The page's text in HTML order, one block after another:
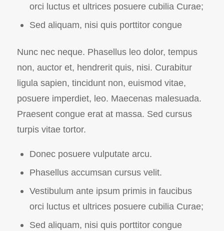
orci luctus et ultrices posuere cubilia Curae;
Sed aliquam, nisi quis porttitor congue
Nunc nec neque. Phasellus leo dolor, tempus
non, auctor et, hendrerit quis, nisi. Curabitur
ligula sapien, tincidunt non, euismod vitae,
posuere imperdiet, leo. Maecenas malesuada.
Praesent congue erat at massa. Sed cursus
turpis vitae tortor.
Donec posuere vulputate arcu.
Phasellus accumsan cursus velit.
Vestibulum ante ipsum primis in faucibus
orci luctus et ultrices posuere cubilia Curae;
Sed aliquam, nisi quis porttitor congue